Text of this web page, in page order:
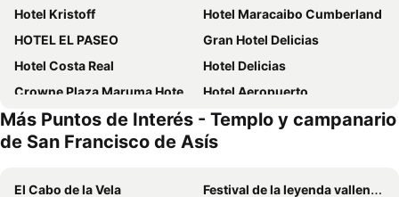
Hotel Kristoff
Hotel Maracaibo Cumberland
HOTEL EL PASEO
Gran Hotel Delicias
Hotel Costa Real
Hotel Delicias
Crowne Plaza Maruma Hotel & Casino
Hotel Aeropuerto
Doral
Hotel Jolie Eventos
Más Puntos de Interés - Templo y campanario
de San Francisco de Asís
El Cabo de la Vela
Festival de la leyenda vallenata